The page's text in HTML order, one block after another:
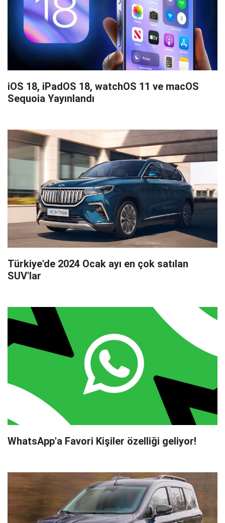
iOS 18, iPadOS 18, watchOS 11 ve macOS
Sequoia Yayınlandı
Türkiye'de 2024 Ocak ayı en çok satılan
SUV'lar
WhatsApp'a Favori Kişiler özelliği geliyor!